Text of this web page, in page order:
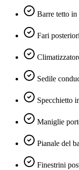
Barre tetto
Fari
Sedile
Specchietto
Maniglie
Pianale del
Finestrini